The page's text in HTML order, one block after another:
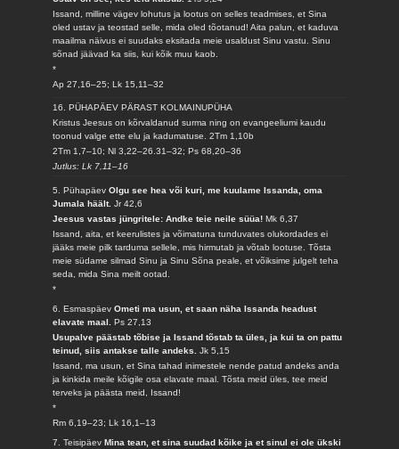
Issand, milline vägev lohutus ja lootus on selles teadmises, et Sina
oled ustav ja teostad selle, mida oled tõotanud! Aita palun, et kaduva
maailma näivus ei suudaks eksitada meie usaldust Sinu vastu. Sinu
sõnad jäävad ka siis, kui kõik muu kaob.
*
Ap 27,16–25; Lk 15,11–32
16. PÜHAPÄEV PÄRAST KOLMAINUPÜHA
Kristus Jeesus on kõrvaldanud surma ning on evangeeliumi kaudu
toonud valge ette elu ja kadumatuse.2Tm 1,10b
2Tm 1,7–10; Nl 3,22–26.31–32; Ps 68,20–36
Jutlus: Lk 7,11–16
5. PühapäevOlgu see hea või kuri, me kuulame Issanda, oma
Jumala häält.Jr 42,6
Jeesus vastas jüngritele: Andke teie neile süüa!Mk 6,37
Issand, aita, et keerulistes ja võimatuna tunduvates olukordades ei
jääks meie pilk tarduma sellele, mis hirmutab ja võtab lootuse. Tõsta
meie südame silmad Sinu ja Sinu Sõna peale, et võiksime julgelt teha
seda, mida Sina meilt ootad.
*
6. EsmaspäevOmeti ma usun, et saan näha Issanda headust
elavate maal.Ps 27,13
Usupalve päästab tõbise ja Issand tõstab ta üles, ja kui ta on pattu
teinud, siis antakse talle andeks.Jk 5,15
Issand, ma usun, et Sina tahad inimestele nende patud andeks anda
ja kinkida meile kõigile osa elavate maal. Tõsta meid üles, tee meid
terveks ja päästa meid, Issand!
*
Rm 6,19–23; Lk 16,1–13
7. TeisipäevMina tean, et sina suudad kõike ja et sinul ei ole ükski